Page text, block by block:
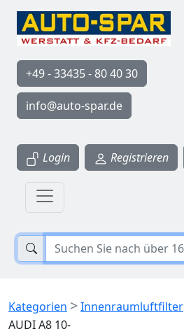
+49 - 33435 - 80 40 30
info@auto-spar.de
Login Registrieren
Kategorien >Innenraumluftfilter
AUDI A8 10-